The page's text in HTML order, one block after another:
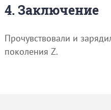
4. Заключение
Прочувствовали и
поколения Z.